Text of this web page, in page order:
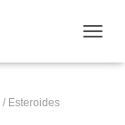
/ Esteroides